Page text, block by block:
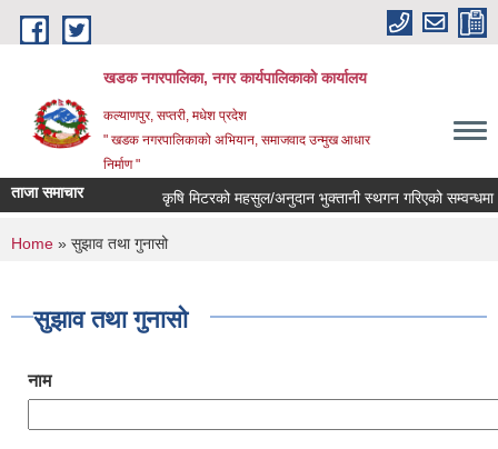
Skip to main content
खडक नगरपालिका, नगर कार्यपालिकाकाे कार्यालय
कल्याणपुर, सप्तरी, मधेश प्रदेश
" खडक नगरपालिकाको अभियान, समाजवाद उन्मुख आधार
निर्माण "
ताजा समाचार कृषि मिटरको महसुल/अनुदान भुक्तानी स्थगन गरिएको सम्वन्धमा
You are here
Home » सुझाव तथा गुनासो
सुझाव तथा गुनासो
नाम